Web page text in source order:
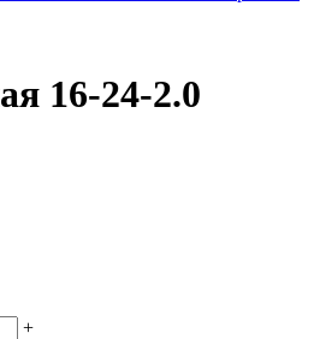
16-24-2.0
+